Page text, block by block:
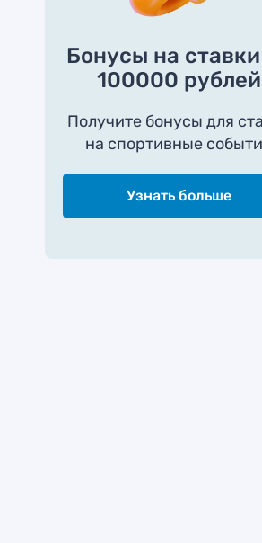
Бонусы на
100000 рублей
Получите бонусы для
на спортивные
Узнать больше